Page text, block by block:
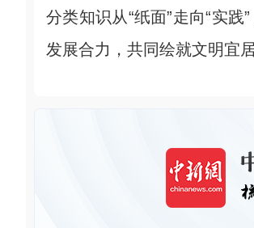
分类知识从“纸面”走向“实
发展合力，共同绘就文明宜